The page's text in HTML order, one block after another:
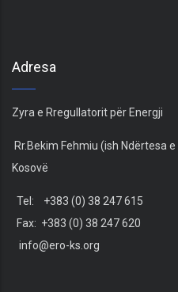
Adresa
Zyra e Rregullatorit për Energji
Rr.Bekim Fehmiu (ish Ndërtesa
Kosovë
Tel: +383 (0) 38 247 615
Fax: +383 (0) 38 247 620
info@ero-ks.org